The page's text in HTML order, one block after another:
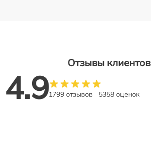
Отзывы клиентов
4.91799 отзывов 5358 оценок